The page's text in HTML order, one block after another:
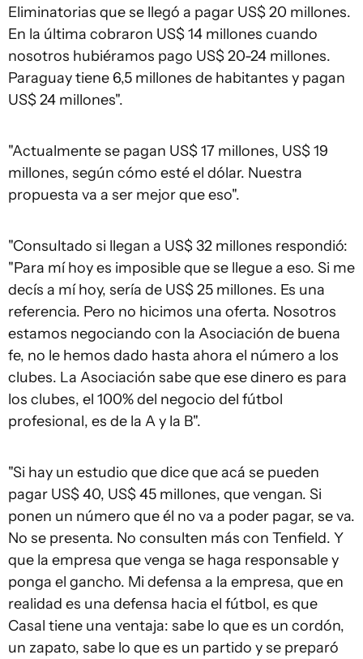
Eliminatorias que se llegó a pagar US$ 20 millones.
En la última cobraron US$ 14 millones cuando
nosotros hubiéramos pago US$ 20-24 millones.
Paraguay tiene 6,5 millones de habitantes y pagan
US$ 24 millones".
"Actualmente se pagan US$ 17 millones, US$ 19
millones, según cómo esté el dólar. Nuestra
propuesta va a ser mejor que eso".
"Consultado si llegan a US$ 32 millones respondió:
"Para mí hoy es imposible que se llegue a eso. Si me
decís a mí hoy, sería de US$ 25 millones. Es una
referencia. Pero no hicimos una oferta. Nosotros
estamos negociando con la Asociación de buena
fe, no le hemos dado hasta ahora el número a los
clubes. La Asociación sabe que ese dinero es para
los clubes, el 100% del negocio del fútbol
profesional, es de la A y la B".
"Si hay un estudio que dice que acá se pueden
pagar US$ 40, US$ 45 millones, que vengan. Si
ponen un número que él no va a poder pagar, se va.
No se presenta. No consulten más con Tenfield. Y
que la empresa que venga se haga responsable y
ponga el gancho. Mi defensa a la empresa, que en
realidad es una defensa hacia el fútbol, es que
Casal tiene una ventaja: sabe lo que es un cordón,
un zapato, sabe lo que es un partido y se preparó